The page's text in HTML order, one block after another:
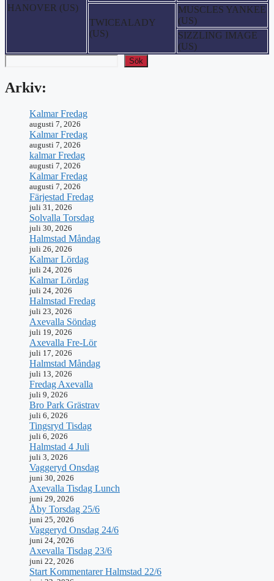
HANOVER (US)
TWICEALADY
(US)
MUSCLES YANKEE
(US)
SIZZLING IMAGE
(US)
Sök
Arkiv:
Kalmar Fredag
augusti 7, 2026
Kalmar Fredag
augusti 7, 2026
kalmar Fredag
augusti 7, 2026
Kalmar Fredag
augusti 7, 2026
Färjestad Fredag
juli 31, 2026
Solvalla Torsdag
juli 30, 2026
Halmstad Måndag
juli 26, 2026
Kalmar Lördag
juli 24, 2026
Kalmar Lördag
juli 24, 2026
Halmstad Fredag
juli 23, 2026
Axevalla Söndag
juli 19, 2026
Axevalla Fre-Lör
juli 17, 2026
Halmstad Måndag
juli 13, 2026
Fredag Axevalla
juli 9, 2026
Bro Park Grästrav
juli 6, 2026
Tingsryd Tisdag
juli 6, 2026
Halmstad 4 Juli
juli 3, 2026
Vaggeryd Onsdag
juni 30, 2026
Axevalla Tisdag Lunch
juni 29, 2026
Åby Torsdag 25/6
juni 25, 2026
Vaggeryd Onsdag 24/6
juni 24, 2026
Axevalla Tisdag 23/6
juni 22, 2026
Start Kommentarer Halmstad 22/6